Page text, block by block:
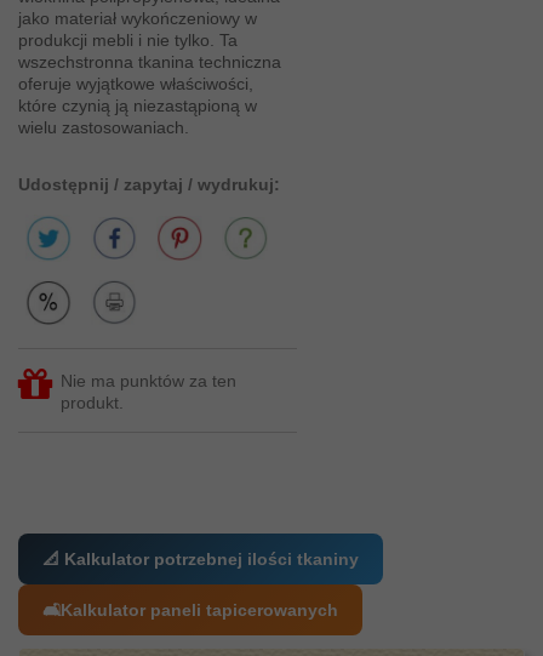
jako materiał wykończeniowy w
produkcji mebli i nie tylko. Ta
wszechstronna tkanina techniczna
oferuje wyjątkowe właściwości,
które czynią ją niezastąpioną w
wielu zastosowaniach.
Udostępnij / zapytaj / wydrukuj:
Nie ma punktów za ten
produkt.
📐 Kalkulator potrzebnej ilości tkaniny
🛋️Kalkulator paneli tapicerowanych